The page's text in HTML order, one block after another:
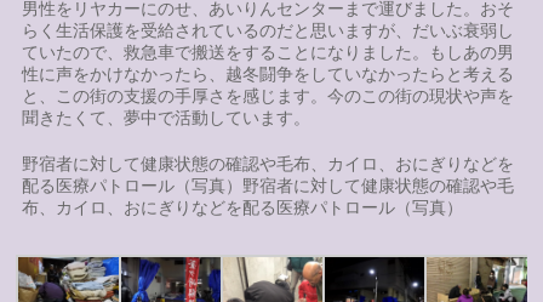
男性をリヤカーにのせ、あいりんセンターまで運びました。おそ
らく生活保護を受給されているのだと思いますが、だいぶ衰弱し
ていたので、救急車で搬送をすることになりました。もしあの男
性に声をかけなかったら、越冬闘争をしていなかったらと考える
と、この街の支援の手厚さを感じます。今のこの街の現状や声を
聞きたくて、夢中で活動しています。
野宿者に対して健康状態の確認や毛布、カイロ、おにぎりなどを
配る医療パトロール（写真）野宿者に対して健康状態の確認や毛
布、カイロ、おにぎりなどを配る医療パトロール（写真）